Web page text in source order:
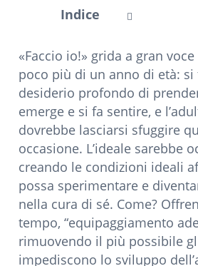
Indice
«Faccio io!» grida a gran
poco più di un anno di età: si
desiderio profondo di
emerge e si fa sentire, e
dovrebbe lasciarsi sfuggire
occasione. L’ideale sarebbe
creando le condizioni ideali
possa sperimentare e
nella cura di sé. Come?
tempo, “equipaggiamento
rimuovendo il più possibile
impediscono lo sviluppo